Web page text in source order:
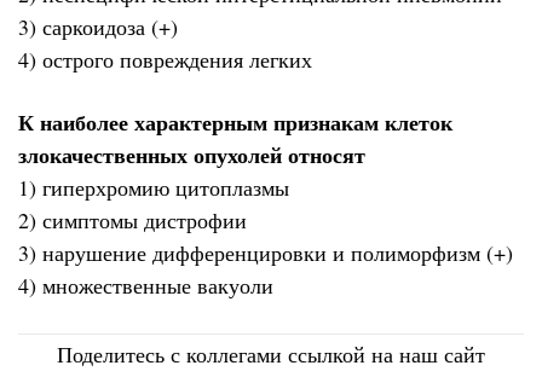
3) саркоидоза (+)
4) острого повреждения легких
К наиболее характерным признакам клеток
злокачественных опухолей относят
1) гиперхромию цитоплазмы
2) симптомы дистрофии
3) нарушение дифференцировки и полиморфизм (+)
4) множественные вакуоли
Поделитесь с коллегами ссылкой на наш сайт